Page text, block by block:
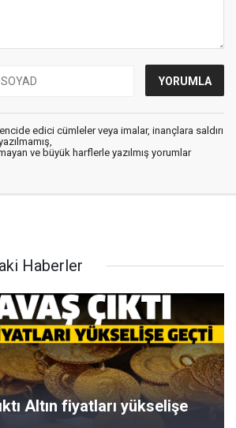
edici cümleler veya imalar, inançlara saldırı
ve büyük harflerle yazılmış yorumlar
Haberler